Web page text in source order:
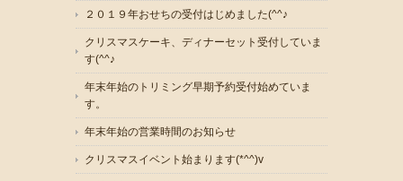
２０１９年おせちの受付はじめました(^^♪
クリスマスケーキ、ディナーセット受付していま
す(^^♪
年末年始のトリミング早期予約受付始めていま
す。
年末年始の営業時間のお知らせ
クリスマスイベント始まります(*^^)v